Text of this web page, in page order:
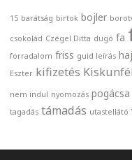
15 barátság birtok bojler
csokolád Czégel Ditta dugó fa
forradalom friss guid leírás
Eszter kifizetés
nem indul nyomozás pogácsa
tagadás támadás utastellátó